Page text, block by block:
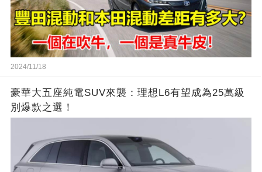
2024/11/18
豪華大五座純電SUV來襲：理想L6有望成為25萬級
別爆款之選！